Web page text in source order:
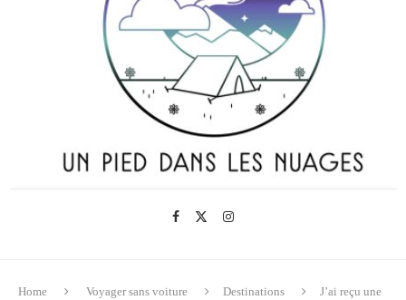
Home Voyager sans voiture Destinations
J’ai reçu une